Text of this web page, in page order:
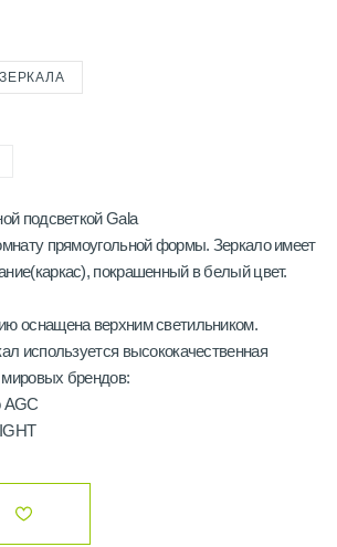
подсветкой Gala
прямоугольной формы. Зеркало имеет
покрашенный в белый цвет.
оснащена верхним светильником.
используется высококачественная
брендов:
AGC